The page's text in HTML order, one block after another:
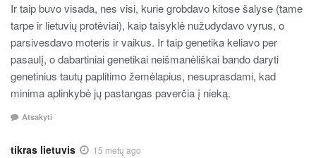
Ir taip buvo visada, nes visi, kurie grobdavo kitose šalyse (tame
tarpe ir lietuvių protėviai), kaip taisyklė nužudydavo vyrus, o
parsivesdavo moteris ir vaikus. Ir taip genetika keliavo per
pasaulį, o dabartiniai genetikai neišmanėliškai bando daryti
genetinius tautų paplitimo žemėlapius, nesuprasdami, kad
minima aplinkybė jų pastangas paverčia į nieką.
Atsakyti
tikras lietuvis 15 metų ago